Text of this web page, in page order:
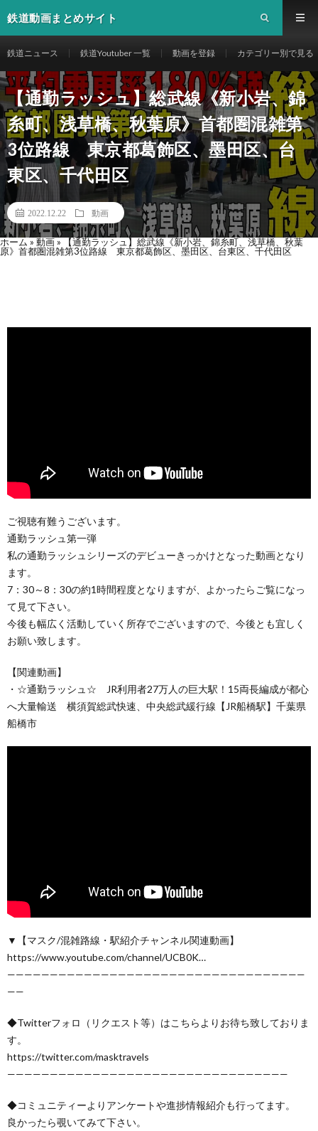
鉄道動画まとめサイト
鉄道ニュース 鉄道Youtuber 一覧 動画を登録 カテゴリー別で見る
【通勤ラッシュ】総武線《新小岩、錦
糸町、浅草橋、秋葉原》首都圏混雑第
3位路線 東京都葛飾区、墨田区、台
東区、千代田区
2022.12.22 動画
ホーム » 動画 » 【通勤ラッシュ】総武線《新小岩、錦糸町、浅草橋、秋葉
原》首都圏混雑第3位路線 東京都葛飾区、墨田区、台東区、千代田区
ご視聴有難うございます。
通勤ラッシュ第一弾
私の通勤ラッシュシリーズのデビューきっかけとなった動画となり
ます。
7：30～8：30の約1時間程度となりますが、よかったらご覧になっ
て見て下さい。
今後も幅広く活動していく所存でございますので、今後とも宜しく
お願い致します。
【関連動画】
・☆通勤ラッシュ☆ JR利用者27万人の巨大駅！15両長編成が都心
へ大量輸送 横須賀総武快速、中央総武緩行線【JR船橋駅】千葉県
船橋市
▼【マスク/混雑路線・駅紹介チャンネル関連動画】
https://www.youtube.com/channel/UCB0K…
———————————————————————————————————
——
◆Twitterフォロ（リクエスト等）はこちらよりお待ち致しておりま
す。
https://twitter.com/masktravels
—————————————————————————————————
◆コミュニティーよりアンケートや進捗情報紹介も行ってます。
良かったら覗いてみて下さい。